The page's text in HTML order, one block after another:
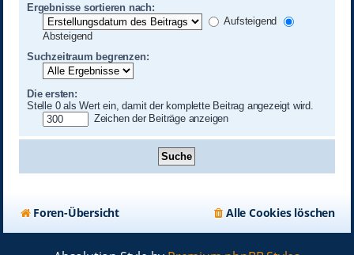
Ergebnisse sortieren nach:
Aufsteigend
Absteigend
Suchzeitraum begrenzen:
Die ersten:
Stelle 0 als Wert ein, damit der komplette Beitrag angezeigt wird.
Zeichen der Beiträge anzeigen
Foren-Übersicht Alle Cookies löschen